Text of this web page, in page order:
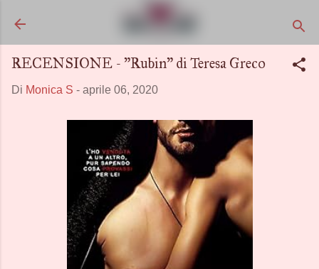
RECENSIONE - "Rubin" di Teresa Greco
Di Monica S - aprile 06, 2020